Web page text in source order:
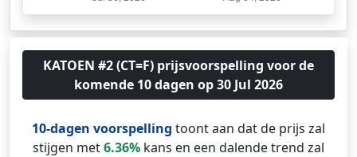
KATOEN #2 (CT=F) prijsvoorspelling voor de
komende 10 dagen op 30 Jul 2026
10-dagen voorspelling toont aan dat de prijs zal
stijgen met6.36% kans en een dalende trend zal